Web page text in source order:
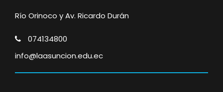
Río Orinoco y Av. Ricardo Durán
074134800
info@laasuncion.edu.ec